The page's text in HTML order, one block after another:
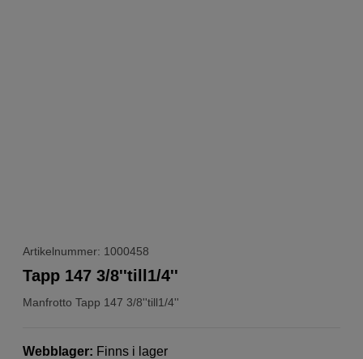
Artikelnummer: 1000458
Manfrotto Tapp 147 3/8''till1/4''
Tapp 147 3/8''till1/4''
Webblager: Finns i lager